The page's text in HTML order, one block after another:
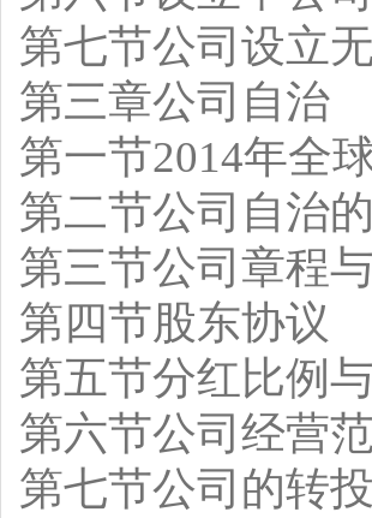
第七节公司设立
第三章公司自治
第一节2014年全
第二节公司自治
第三节公司章程
第四节股东协议
第五节分红比例
第六节公司经营
第七节公司的转